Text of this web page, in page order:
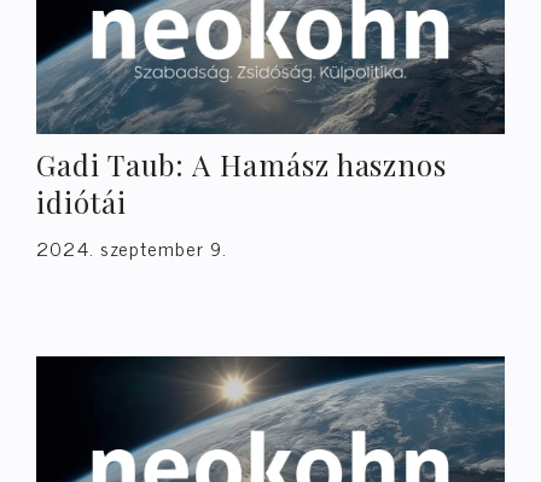
Gadi Taub: A Hamász hasznos
idiótái
2024. szeptember 9.